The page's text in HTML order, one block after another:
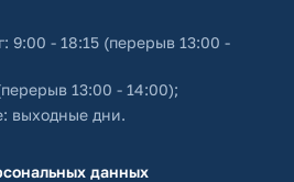
9:00 - 18:15 (перерыв 13:00 -
13:00 - 14:00);
выходные дни.
данных